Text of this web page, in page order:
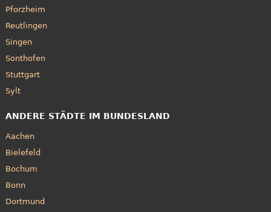
Pforzheim
Reutlingen
Singen
Sonthofen
Stuttgart
Sylt
ANDERE STÄDTE IM BUNDESLAND
Aachen
Bielefeld
Bochum
Bonn
Dortmund